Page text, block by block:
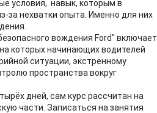
условия, навык, которым в
за нехватки опыта. Именно для них
вождения Ford" включает
которых начинающих водителей
ситуации, экстренному
пространства вокруг
дней, сам курс рассчитан на
части. Записаться на занятия